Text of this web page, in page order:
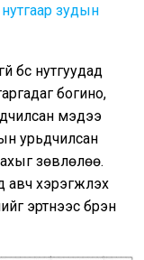
зудын
бүс нутгуудад
богино,
мэдээ
урьдчилсан
зөвлөлөө.
хэрэгжүүлэх
эртнээс бүрэн